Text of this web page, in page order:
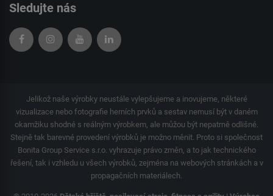
Sledujte nás
Jelikož naše výrobky neustále vylepšujeme a inovujeme, některé
vizualizace nebo fotografie herních prvků a sestav nemusí být v daném
okamžiku shodné s reálným výrobkem, ale můžou být nepatrně odlišné.
Stejně tak barevné provedení výrobků je možno měnit. Proto si společnost
Bonita Group Service s.r.o. vyhrazuje právo změn, a to jak technického
řešení, tak i vzhledu u všech výrobků, zejména na webových stránkách a v
propagačních materiálech.